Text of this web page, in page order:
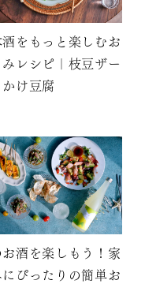
酒をもっと楽しむお
レシピ｜枝豆ザー
け豆腐
お酒を楽しもう！家
ぴったりの簡単お